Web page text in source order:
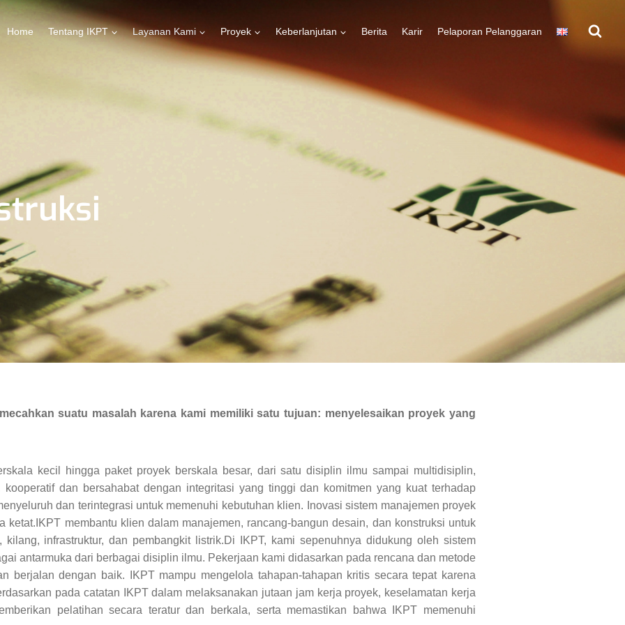
Home Tentang IKPT Layanan Kami Proyek Keberlanjutan Berita Karir Pelaporan Pelanggaran
suatu masalah karena kami memiliki satu tujuan: menyelesaikan proyek yang
kecil hingga paket proyek berskala besar, dari satu disiplin ilmu sampai multidisiplin,
dan bersahabat dengan integritasi yang tinggi dan komitmen yang kuat terhadap
dan terintegrasi untuk memenuhi kebutuhan klien. Inovasi sistem manajemen proyek
membantu klien dalam manajemen, rancang-bangun desain, dan konstruksi untuk
infrastruktur, dan pembangkit listrik.Di IKPT, kami sepenuhnya didukung oleh sistem
antarmuka dari berbagai disiplin ilmu. Pekerjaan kami didasarkan pada rencana dan metode
berjalan dengan baik. IKPT mampu mengelola tahapan-tahapan kritis secara tepat karena
pada catatan IKPT dalam melaksanakan jutaan jam kerja proyek, keselamatan kerja
pelatihan secara teratur dan berkala, serta memastikan bahwa IKPT memenuhi